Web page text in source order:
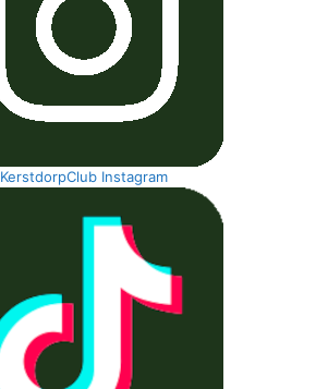
KerstdorpClub Instagram